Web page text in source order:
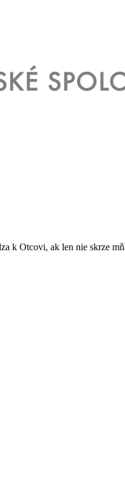
k Otcovi, ak len nie skrze